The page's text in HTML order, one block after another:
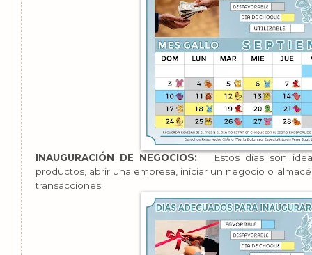
INAUGURACIÓN DE NEGOCIOS: Estos días son
productos, abrir una empresa, iniciar un negocio o
transacciones.